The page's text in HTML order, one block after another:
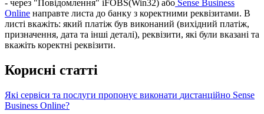
- через "Повідомлення" iFOBS(Win32) або Sense Business
Online направте листа до банку з коректними реквізитами. В
листі вкажіть: який платіж був виконаний (вихідний платіж,
призначення, дата та інші деталі), реквізити, які були вказані та
вкажіть коректні реквізити.
Корисні статті
Які сервіси та послуги пропонує виконати дистанційно Sense
Business Online?